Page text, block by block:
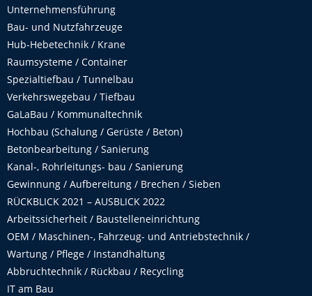
Unternehmensführung
Bau- und Nutzfahrzeuge
Hub-Hebetechnik / Krane
Raumsysteme / Container
Spezialtiefbau / Tunnelbau
Verkehrswegebau / Tiefbau
GaLaBau / Kommunaltechnik
Hochbau (Schalung / Gerüste / Beton)
Betonbearbeitung / Sanierung
Kanal-, Rohrleitungs- bau / Sanierung
Gewinnung / Aufbereitung / Brechen / Sieben
RÜCKBLICK 2021 – AUSBLICK 2022
Arbeitssicherheit / Baustelleneinrichtung
OEM / Maschinen-, Fahrzeug- und Antriebstechnik /
Wartung / Pflege / Instandhaltung
Abbruchtechnik / Rückbau / Recycling
IT am Bau